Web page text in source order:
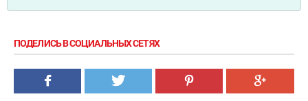
ПОДЕЛИСЬ В СОЦИАЛЬНЫХ СЕТЯХ